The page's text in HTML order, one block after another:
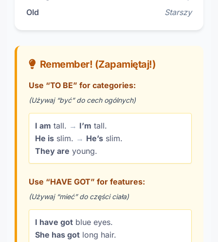
Old
Starszy
Remember! (Zapamiętaj!)
Use “TO BE” for categories:
(Używaj “być” do cech ogólnych)
I am tall. → I’m tall.
He is slim. → He’s slim.
They are young.
Use “HAVE GOT” for features:
(Używaj “mieć” do części ciała)
I have got blue eyes.
She has got long hair.